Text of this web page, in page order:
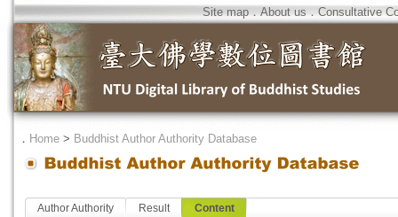
Site map．About us．Consultative
． Home > Buddhist Author Authority Database
Author Authority Result Content